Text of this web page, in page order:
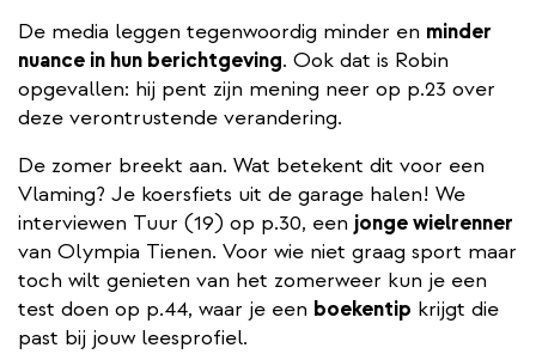
De media leggen tegenwoordig minder en minder
nuance in hun berichtgeving. Ook dat is Robin
opgevallen: hij pent zijn mening neer op p.23 over
deze verontrustende verandering.
De zomer breekt aan. Wat betekent dit voor een
Vlaming? Je koersfiets uit de garage halen! We
interviewen Tuur (19) op p.30, een jonge wielrenner
van Olympia Tienen. Voor wie niet graag sport maar
toch wilt genieten van het zomerweer kun je een
test doen op p.44, waar je een boekentip krijgt die
past bij jouw leesprofiel.